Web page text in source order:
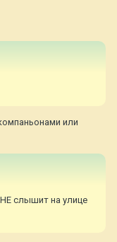
или
слышит на улице